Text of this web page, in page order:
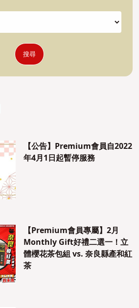
搜尋
【公告】Premium會員自2022
年4月1日起暫停服務
【Premium會員專屬】2月
Monthly Gift好禮二選一！立
體櫻花茶包組 vs. 奈良縣產和紅
茶